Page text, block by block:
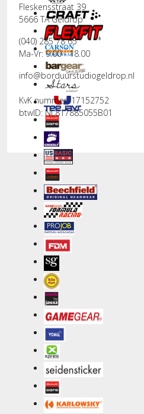
Fleskensstraat 39
5666 TA Geldrop
(040) 285 78 65
Ma-Vr: 9.00 - 18.00
info@borduurstudiogeldrop.nl
KvK nummer: 17152752
btwID: NL817885055B01